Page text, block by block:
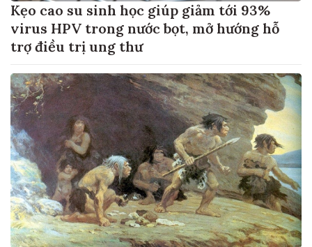
Kẹo cao su sinh học giúp giảm tới 93%
virus HPV trong nước bọt, mở hướng hỗ
trợ điều trị ung thư